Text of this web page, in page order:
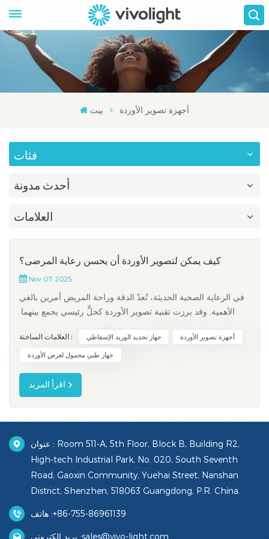
بيت أجهزة تصوير الأوردة
فئات
أحدث مدونة
العلامات
كيف يمكن لتصوير الأوردة أن يحسن رعاية المرضى؟
Nov 07, 2025
في الرعاية الصحية الحديثة، تُعدّ الدقة وراحة المريض أمرين بالغي
الأهمية. وقد برزت تقنية تصوير الأوردة كحلٍّ رئيسي يجمع بينهما.
القريبة أو رسم الخرائط الإسقاطية - تُتيح أجهزة مثل جهاز تحديد
العلامات الساخنة : جهاز تحديد الوريد الإسقاطي أجهزة تصوير الأوردة
جهاز طبي محمول لعرض الأوردة
اقرأ المزيد
عنوان : Room 511-A, 5th Floor, Block B, Building R2,
High-tech Industrial Park, No. 020, South Seventh
Road, Gaoxin Community, Yuehai Street, Nanshan
District, Shenzhen, 518063 Guangdong, P.R. China.
هاتف :+86-755-86961139
بريد إلكتروني :sales@vivo-light.com